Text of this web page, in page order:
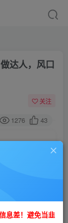
达人，风口
关注
1276 43
息差！避免当韭